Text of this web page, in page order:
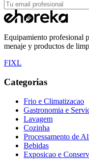
Equipamiento profesional
menaje y productos de
FIXL
Categorias
Frio e Climatizacao
Gastronomia e
Lavagem
Cozinha
Processamento de
Bebidas
Exposicao e